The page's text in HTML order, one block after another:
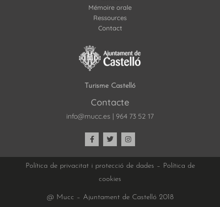
Mémoire orale
Ressources
Contact
Turisme Castelló
Contacte
info@mucc.es | 964 73 52 17
Política de privacitat i protecció de dades – Política de
cookies
@ Mucc – Ajuntament de Castelló 2018